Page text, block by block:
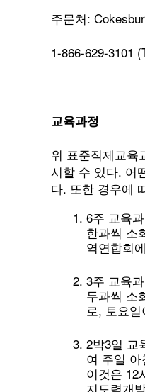
주문처:
1-866-629-3101
교육과정
위 표준직제교육
시할 수 있다. 어
다. 또한 경우에
6주 교육
한과씩 소
역연합회
3주 교육
두과씩 소
로, 토요
2박3일 교
여 주일
이것은 12
지도력개